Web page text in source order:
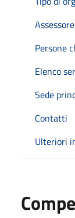
Persone
Elenco
Sede
Contatti
Ulteriori